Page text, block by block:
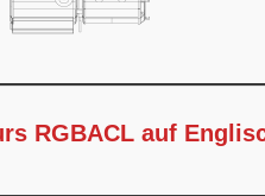
RGBACL auf